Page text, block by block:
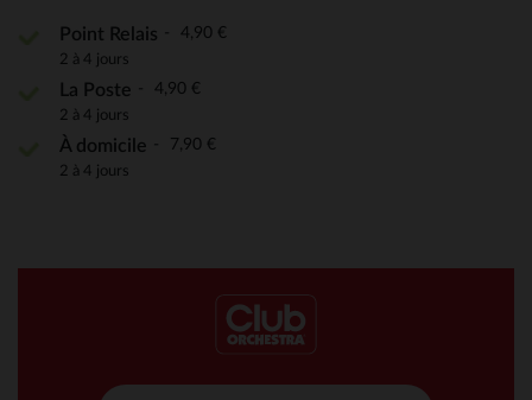
Point Relais 4,90 €
2 à 4 jours
La Poste 4,90 €
2 à 4 jours
À domicile 7,90 €
2 à 4 jours